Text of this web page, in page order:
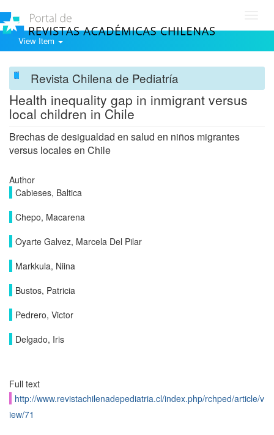
View Item
Revista Chilena de Pediatría
Health inequality gap in inmigrant versus
local children in Chile
Brechas de desigualdad en salud en niños migrantes
versus locales en Chile
Author
Cabieses, Baltica
Chepo, Macarena
Oyarte Galvez, Marcela Del Pilar
Markkula, Niina
Bustos, Patricia
Pedrero, Victor
Delgado, Iris
Full text
http://www.revistachilenadepediatria.cl/index.php/rchped/article/v
iew/71